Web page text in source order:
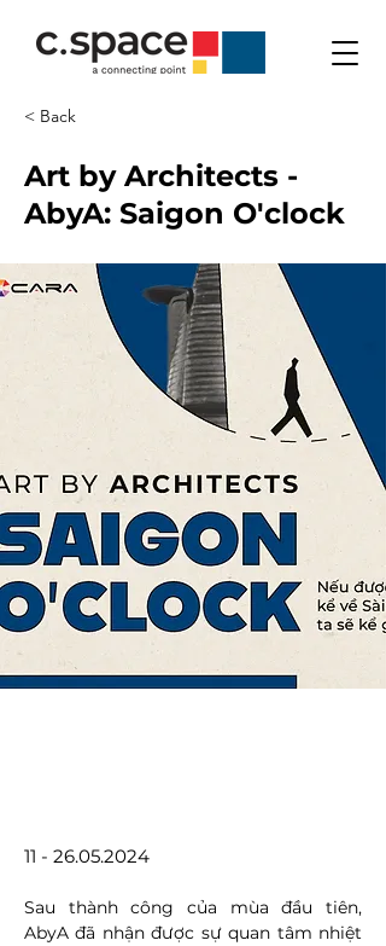
< Back
Art by Architects -
AbyA: Saigon O'clock
11 - 26.05.2024
Sau thành công của mùa đầu tiên,
AbyA đã nhận được sự quan tâm nhiệt